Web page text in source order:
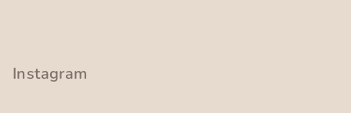
Instagram